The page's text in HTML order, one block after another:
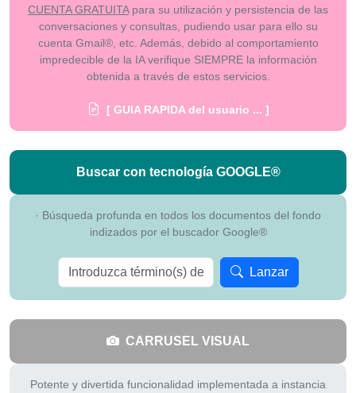
CUENTA GRATUITApara su utilización y persistencia de las
conversaciones y consultas, pudiendo usar para ello su
cuenta Gmail®, etc. Además, debido al comportamiento
impredecible de la IA verifique SIEMPRE la información
obtenida a través de estos servicios.
[ GUIA RAPIDA del usuario ... ]
Buscar con tecnología GOOGLE®
· Búsqueda profunda en todos los documentos del fondo
indizados por el buscador Google®
Lanzar
CARRUSEL VISUAL
Potente y divertida funcionalidad implementada a instancia